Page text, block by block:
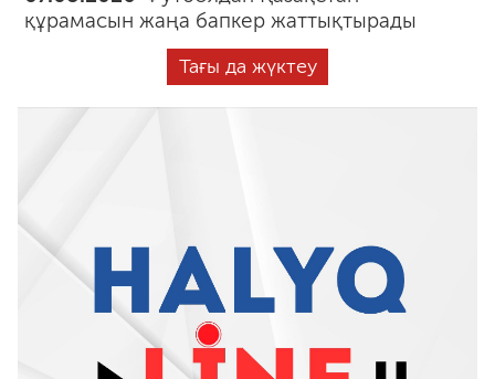
құрамасын жаңа бапкер жаттықтырады
Тағы да жүктеу